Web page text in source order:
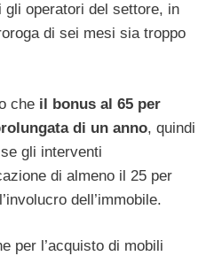
gli operatori del settore, in
di sei mesi sia troppo
che il bonus al 65 per
di un anno, quindi
gli interventi
di almeno il 25 per
dell’immobile.
per l’acquisto di mobili